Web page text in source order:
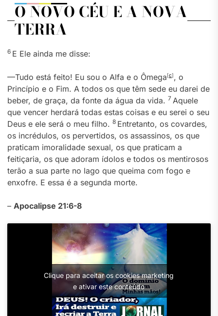
O NOVO CÉU E A NOVA
TERRA
6 E Ele ainda me disse:
—Tudo está feito! Eu sou o Alfa e o Ômega[c], o
Princípio e o Fim. A todos os que têm sede eu darei de
beber, de graça, da fonte da água da vida. 7 Aquele
que vencer herdará todas estas coisas e eu serei o seu
Deus e ele será o meu filho. 8 Entretanto, os covardes,
os incrédulos, os pervertidos, os assassinos, os que
praticam imoralidade sexual, os que praticam a
feitiçaria, os que adoram ídolos e todos os mentirosos
terão a sua parte no lago que queima com fogo e
enxofre. E essa é a segunda morte.
– Apocalipse 21:6-8
Clique para aceitar os cookies marketing
e ativar este conteúdo